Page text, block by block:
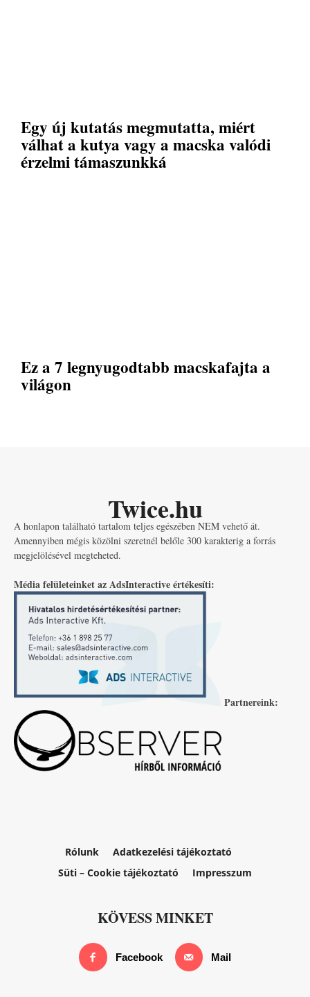
Egy új kutatás megmutatta, miért
válhat a kutya vagy a macska valódi
érzelmi támaszunkká
Ez a 7 legnyugodtabb macskafajta a
világon
Twice.hu
A honlapon található tartalom teljes egészében NEM vehető át.
Amennyiben mégis közölni szeretnél belőle 300 karakterig a forrás
megjelölésével megteheted.
Média felületeinket az AdsInteractive értékesíti:
Partnereink:
Rólunk
Adatkezelési tájékoztató
Süti – Cookie tájékoztató
Impresszum
KÖVESS MINKET
Facebook Mail